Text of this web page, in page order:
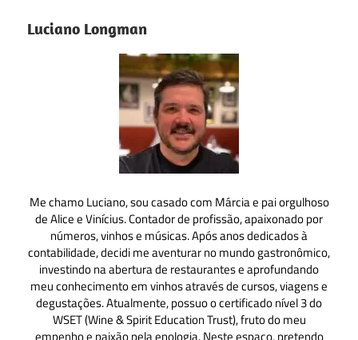
Luciano Longman
Me chamo Luciano, sou casado com Márcia e pai orgulhoso
de Alice e Vinícius. Contador de profissão, apaixonado por
números, vinhos e músicas. Após anos dedicados à
contabilidade, decidi me aventurar no mundo gastronômico,
investindo na abertura de restaurantes e aprofundando
meu conhecimento em vinhos através de cursos, viagens e
degustações. Atualmente, possuo o certificado nível 3 do
WSET (Wine & Spirit Education Trust), fruto do meu